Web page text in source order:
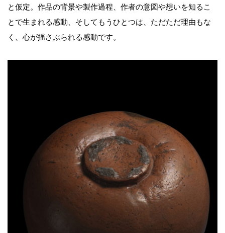
と仮定。作品の背景や製作過程、作者の意図や想いを知るこ
とで生まれる感動、そしてもうひとつは、ただただ理由もな
く、心が揺さぶられる感動です。